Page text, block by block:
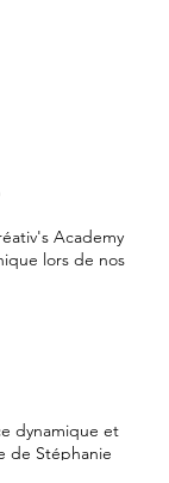
Academy
lors de nos
dynamique et
de Stéphanie